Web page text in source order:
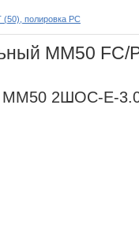
(50), полировка PC
MM50 FC/
MM50 2ШОС-Е-